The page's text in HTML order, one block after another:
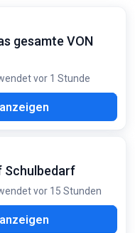
gesamte VON
vor 1 Stunde
Schulbedarf
vor 15 Stunden